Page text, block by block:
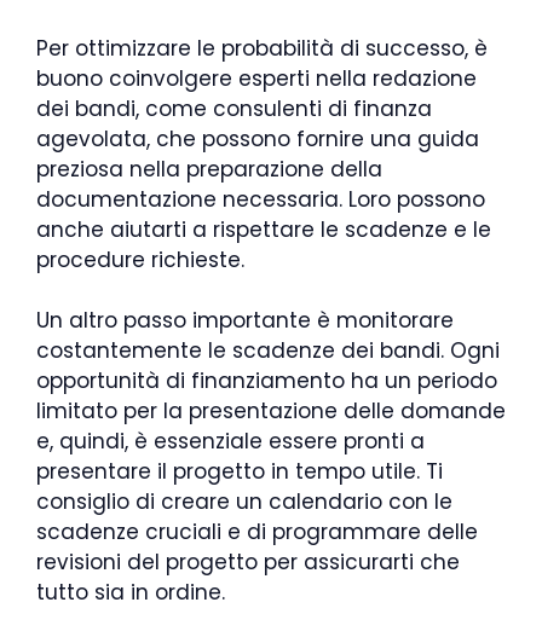
Per ottimizzare le probabilità di successo, è
buono coinvolgere esperti nella redazione
dei bandi, come consulenti di finanza
agevolata, che possono fornire una guida
preziosa nella preparazione della
documentazione necessaria. Loro possono
anche aiutarti a rispettare le scadenze e le
procedure richieste.
Un altro passo importante è monitorare
costantemente le scadenze dei bandi. Ogni
opportunità di finanziamento ha un periodo
limitato per la presentazione delle domande
e, quindi, è essenziale essere pronti a
presentare il progetto in tempo utile. Ti
consiglio di creare un calendario con le
scadenze cruciali e di programmare delle
revisioni del progetto per assicurarti che
tutto sia in ordine.